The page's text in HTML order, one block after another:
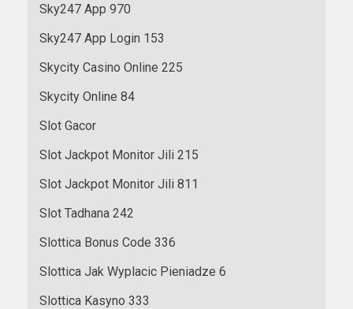
Sky247 App 970
Sky247 App Login 153
Skycity Casino Online 225
Skycity Online 84
Slot Gacor
Slot Jackpot Monitor Jili 215
Slot Jackpot Monitor Jili 811
Slot Tadhana 242
Slottica Bonus Code 336
Slottica Jak Wyplacic Pieniadze 6
Slottica Kasyno 333